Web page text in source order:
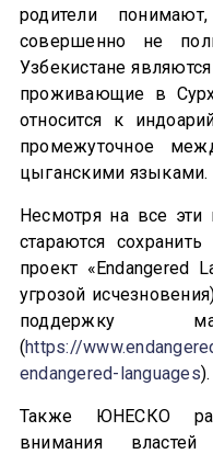
родители
совершенно не
Узбекистане
проживающие в
относится к
промежуточное
цыганскими языками.
Несмотря на все
стараются
проект «Endangered
угрозой
поддержку
(https://
endangered-languages).
Также ЮНЕСКО
внимания